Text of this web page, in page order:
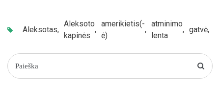
Aleksotas,
Aleksoto
kapinės
,
amerikietis(-
ė)
,
atminimo
lenta
, gatvė,